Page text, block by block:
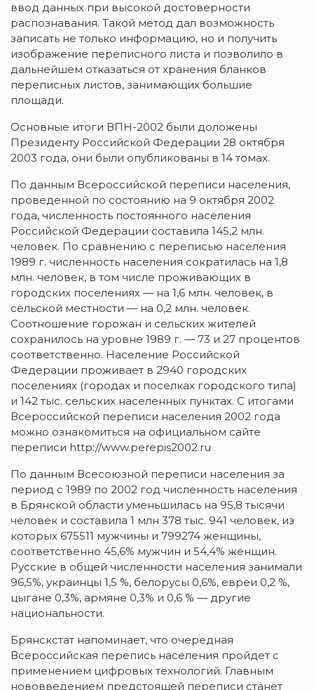
ввод данных при высокой достоверности
распознавания. Такой метод дал возможность
записать не только информацию, но и получить
изображение переписного листа и позволило в
дальнейшем отказаться от хранения бланков
переписных листов, занимающих большие
площади.
Основные итоги ВПН-2002 были доложены
Президенту Российской Федерации 28 октября
2003 года, они были опубликованы в 14 томах.
По данным Всероссийской переписи населения,
проведенной по состоянию на 9 октября 2002
года, численность постоянного населения
Российской Федерации составила 145,2 млн.
человек. По сравнению с переписью населения
1989 г. численность населения сократилась на 1,8
млн. человек, в том числе проживающих в
городских поселениях — на 1,6 млн. человек, в
сельской местности — на 0,2 млн. человек.
Соотношение горожан и сельских жителей
сохранилось на уровне 1989 г. — 73 и 27 процентов
соответственно. Население Российской
Федерации проживает в 2940 городских
поселениях (городах и поселках городского типа)
и 142 тыс. сельских населенных пунктах. С итогами
Всероссийской переписи населения 2002 года
можно ознакомиться на официальном сайте
переписи http://www.perepis2002.ru
По данным Всесоюзной переписи населения за
период с 1989 по 2002 год численность населения
в Брянской области уменьшилась на 95,8 тысячи
человек и составила 1 млн 378 тыс. 941 человек, из
которых 675511 мужчины и 799274 женщины,
соответственно 45,6% мужчин и 54,4% женщин.
Русские в общей численности населения занимали
96,5%, украинцы 1,5 %, белорусы 0,6%, евреи 0,2 %,
цыгане 0,3%, армяне 0,3% и 0,6 % — другие
национальности.
Брянскстат напоминает, что очередная
Всероссийская перепись населения пройдет с
применением цифровых технологий. Главным
нововведением предстоящей переписи станет